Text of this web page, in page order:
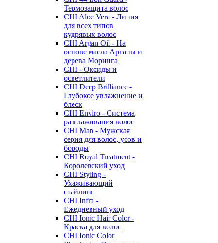
Термозащита волос
CHI Aloe Vera - Линия
для всех типов
кудрявых волос
CHI Argan Oil - На
основе масла Арганы и
дерева Моринга
CHI - Оксиды и
осветлители
CHI Deep Brilliance -
Глубокое увлажнение и
блеск
CHI Enviro - Система
разглаживания волос
CHI Man - Мужская
серия для волос, усов и
бороды
CHI Royal Treatment -
Королевский уход
CHI Styling -
Ухаживающий
стайлинг
CHI Infra -
Ежедневный уход
CHI Ionic Hair Color -
Краска для волос
CHI Ionic Color